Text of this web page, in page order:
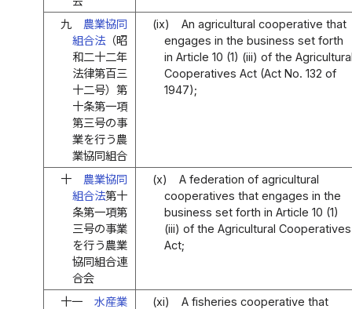
九
農業協同
組合法（昭
和二十二年
法律第百三
十二号）第
十条第一項
第三号の事
業を行う農
業協同組合
(ix)
An agricultural cooperative that
engages in the business set forth
in Article 10 (1) (iii) of the
Cooperatives Act (Act No. 132 of
1947);
十
農業協同
組合法第十
条第一項第
三号の事業
を行う農業
協同組合連
合会
(x)
A federation of agricultural
cooperatives that engages in the
business set forth in Article 10 (1)
(iii) of the Agricultural Cooperatives
Act;
十一
水産業
(xi)
A fisheries cooperative that